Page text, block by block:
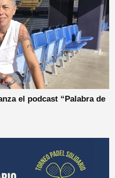
el podcast “Palabra de